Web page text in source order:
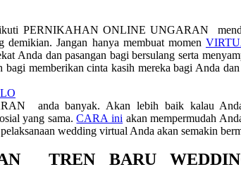
PERNIKAHAN ONLINE UNGARAN
Jangan hanya membuat momen
Anda dan pasangan bagi bersulang serta
memberikan cinta kasih mereka bagi Anda
anda banyak. Akan lebih baik kalau
yang sama.CARA ini akan mempermudah
wedding virtual Anda akan semakin
TREN BARU